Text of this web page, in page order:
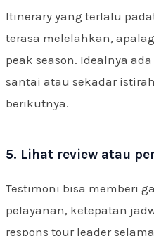
Itinerary yang terlalu
terasa melelahkan,
peak season. Idealnya
santai atau sekadar
berikutnya.
5. Lihat review atau
Testimoni bisa memberi
pelayanan, ketepatan
respons tour leader